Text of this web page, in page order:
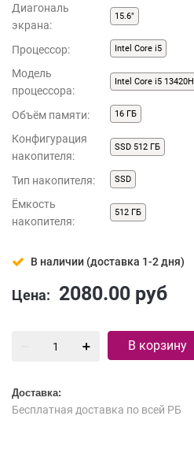
Диагональ
экрана:
15.6"
Процессор: Intel Core i5
Модель
процессора:
Intel Core i5 13420H
Объём памяти: 16 ГБ
Конфигурация
накопителя:
SSD 512 ГБ
Тип накопителя: SSD
Ёмкость
накопителя:
512 ГБ
В наличии (доставка 1-2 дня)
Цена: 2080.00 руб
В корзину
Доставка:
Бесплатная доставка по всей РБ